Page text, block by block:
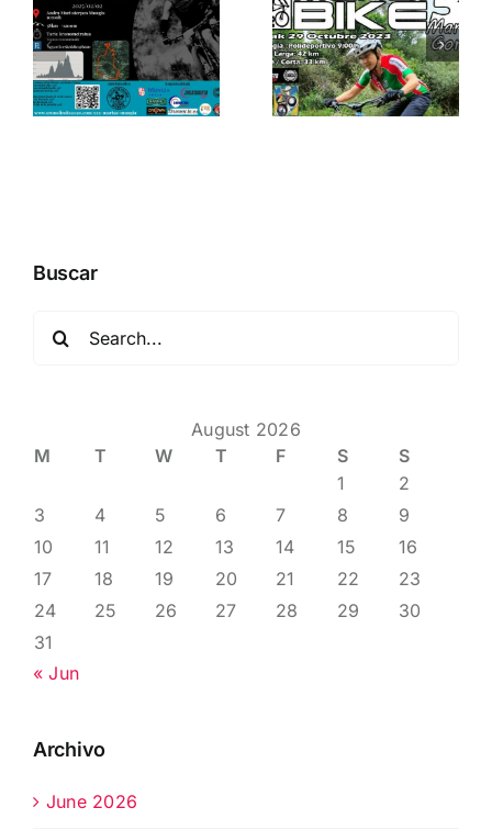
itzuliko da
San
Antontxuren
BTT
Mendibike
Martxa
Gorliz
Buscar
August 2026
M
T W T F S
S
1
2
3
4 5 6 7 8
9
10
11 12 13 14 15
16
17
18 19 20 21 22
23
24
25 26 27 28 29
30
31
« Jun
Archivo
June 2026